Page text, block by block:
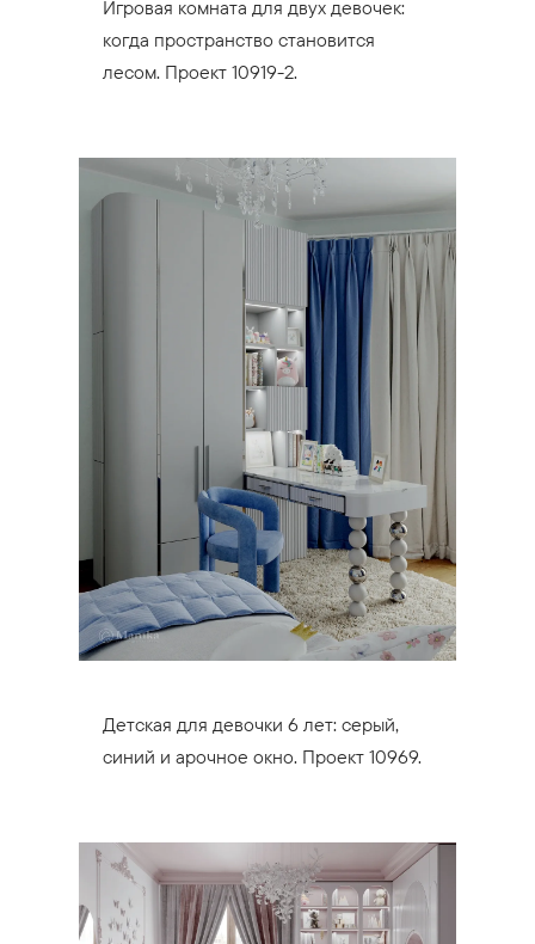
Игровая комната для двух девочек:
когда пространство становится
лесом. Проект 10919-2.
Детская для девочки 6 лет: серый,
синий и арочное окно. Проект 10969.